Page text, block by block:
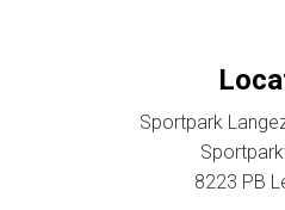
Sportpark
8223 PB